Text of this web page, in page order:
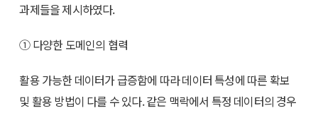
과제들을 제시하였다.
① 다양한 도메인의 협력
활용 가능한 데이터가 급증함에 따라 데이터 특성에 따른 확보
및 활용 방법이 다를 수 있다. 같은 맥락에서 특정 데이터의 경우